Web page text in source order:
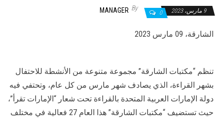
9 مارس، 2023 0
By
MANAGER
الشارقة، 09 مارس 2023
تنظم “مكتبات الشارقة” مجموعة متنوعة من الأنشطة للاحتفال
بشهر القراءة، الذي يصادف شهر مارس من كل عام، وتحتفي فيه
دولة الإمارات العربية المتحدة بالقراءة تحت شعار “الإمارات تقرأ”،
حيث تستضيف “مكتبات الشارقة” هذا العام 27 فعالية في مختلف